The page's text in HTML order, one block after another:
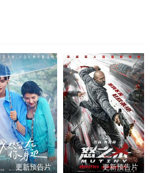
更新预告片 更新预告片